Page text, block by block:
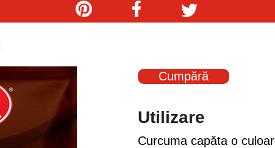
Cumpără
Utilizare
Curcuma capăta o